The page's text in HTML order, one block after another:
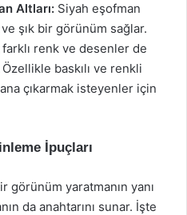
Altları: Siyah eşofman
şık bir görünüm sağlar.
renk ve desenler de
baskılı ve renkli
çıkarmak isteyenler için
İpuçları
görünüm yaratmanın yanı
da anahtarını sunar. İşte